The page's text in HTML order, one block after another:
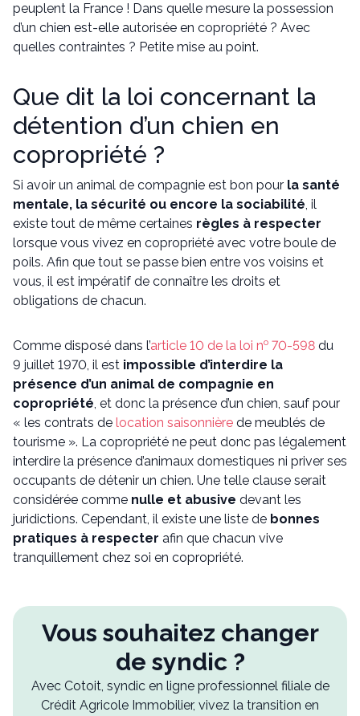
peuplent la France ! Dans quelle mesure la possession
d’un chien est-elle autorisée en copropriété ? Avec
quelles contraintes ? Petite mise au point.
Que dit la loi concernant la
détention d’un chien en
copropriété ?
Si avoir un animal de compagnie est bon pour la santé
mentale, la sécurité ou encore la sociabilité, il
existe tout de même certaines règles à respecter
lorsque vous vivez en copropriété avec votre boule de
poils. Afin que tout se passe bien entre vos voisins et
vous, il est impératif de connaître les droits et
obligations de chacun.
Comme disposé dans l’article 10 de la loi no 70-598 du
9 juillet 1970, il est impossible d’interdire la
présence d’un animal de compagnie en
copropriété, et donc la présence d’un chien, sauf pour
« les contrats de location saisonnière de meublés de
tourisme ». La copropriété ne peut donc pas légalement
interdire la présence d’animaux domestiques ni priver ses
occupants de détenir un chien. Une telle clause serait
considérée comme nulle et abusive devant les
juridictions. Cependant, il existe une liste de bonnes
pratiques à respecter afin que chacun vive
tranquillement chez soi en copropriété.
Vous souhaitez changer
de syndic ?
Avec Cotoit, syndic en ligne professionnel filiale de
Crédit Agricole Immobilier, vivez la transition en